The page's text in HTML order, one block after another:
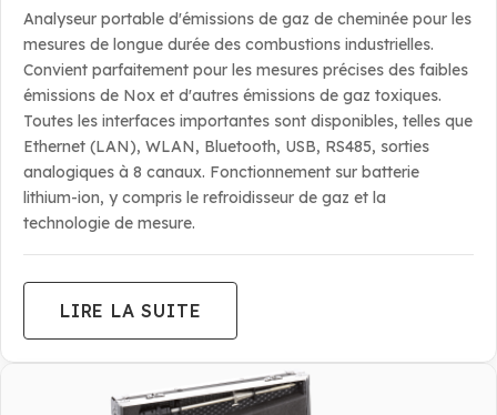
Analyseur portable d'émissions de gaz de cheminée pour les
mesures de longue durée des combustions industrielles.
Convient parfaitement pour les mesures précises des faibles
émissions de Nox et d'autres émissions de gaz toxiques.
Toutes les interfaces importantes sont disponibles, telles que
Ethernet (LAN), WLAN, Bluetooth, USB, RS485, sorties
analogiques à 8 canaux. Fonctionnement sur batterie
lithium-ion, y compris le refroidisseur de gaz et la
technologie de mesure.
LIRE LA SUITE